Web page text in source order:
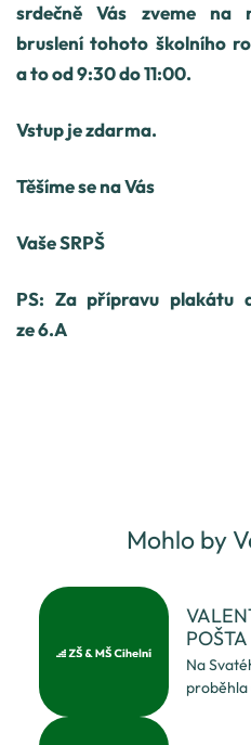
srdečně Vás zveme na
bruslení tohoto školního
a to od 9:30 do 11:00.
Vstup je zdarma.
Těšíme se na Vás
Vaše SRPŠ
PS: Za přípravu plakátu
ze 6.A
Mohlo by
POŠTA
Na
proběhla